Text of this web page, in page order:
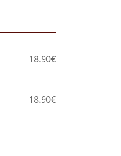
18.90€
18.90€